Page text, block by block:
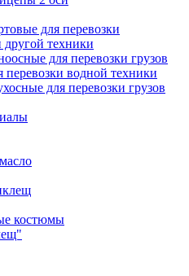
для перевозки
другой техники
для перевозки грузов
водной техники
для перевозки грузов
костюмы